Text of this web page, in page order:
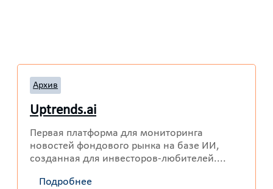
Архив
Uptrends.ai
Первая платформа для мониторинга
новостей фондового рынка на базе ИИ,
созданная для инвесторов-любителей....
Подробнее